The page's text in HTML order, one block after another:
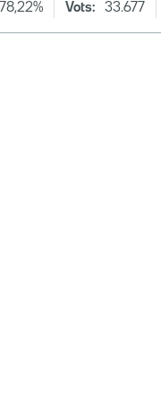
78,22% Vots: 33.677